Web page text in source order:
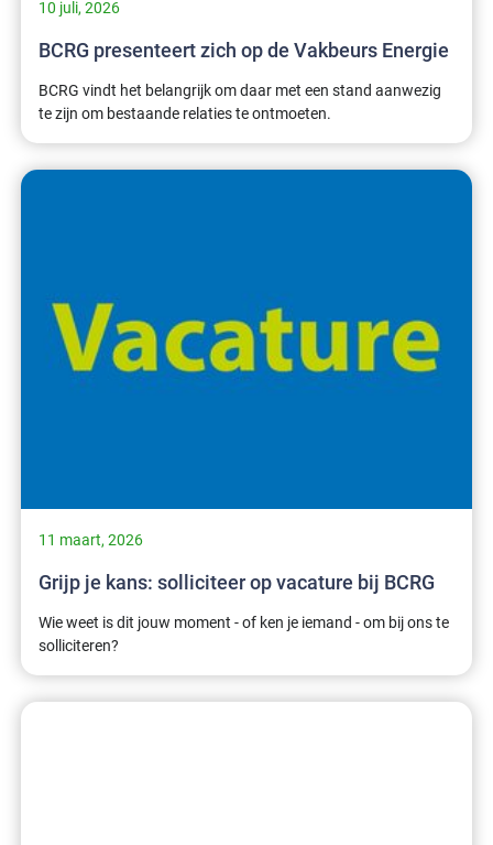
10 juli, 2026
BCRG presenteert zich op de Vakbeurs Energie
BCRG vindt het belangrijk om daar met een stand aanwezig
te zijn om bestaande relaties te ontmoeten.
11 maart, 2026
Grijp je kans: solliciteer op vacature bij BCRG
Wie weet is dit jouw moment - of ken je iemand - om bij ons te
solliciteren?